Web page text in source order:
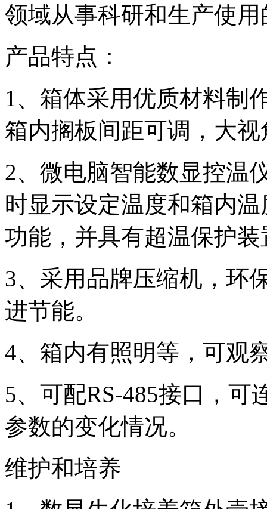
领域从事科研和生产使
产品特点：
1、箱体采用优质材料制
箱内搁板间距可调，大
2、微电脑智能数显控温
时显示设定温度和箱内
功能，并具有超温保护
3、采用品牌压缩机，环
进节能。
4、箱内有照明等，可观
5、可配RS-485接口，
参数的变化情况。
维护和培养